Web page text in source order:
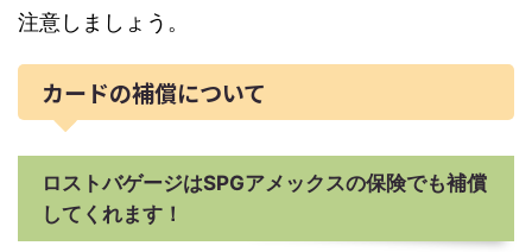
注意しましょう。
カードの補償について
ロストバゲージはSPGアメックスの保険でも補償
してくれます！